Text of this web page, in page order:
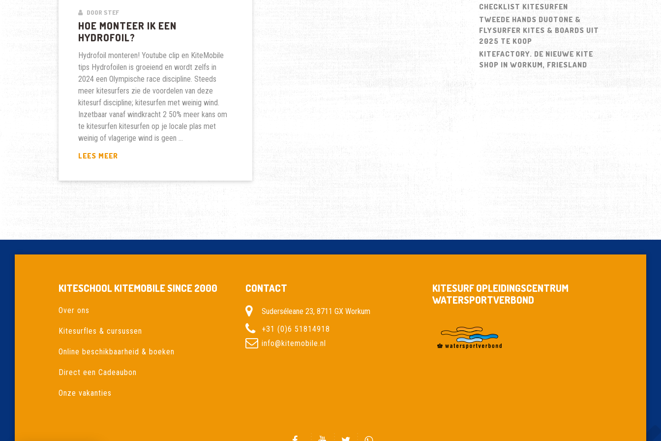
DOOR STEF
HOE MONTEER IK EEN
HYDROFOIL?
Hydrofoil monteren! Youtube clip en KiteMobile
tips Hydrofoilen is groeiend en wordt zelfs in
2024 een Olympische race discipline. Steeds
meer kitesurfers zie de voordelen van deze
kitesurf discipline; kitesurfen met weinig wind.
Inzetbaar vanaf windkracht 2 50% meer kans om
te kitesurfen kitesurfen op je locale plas met
weinig of vlagerige wind is geen …
LEES MEERHOE
EEN
HYDROFOIL?
CHECKLIST KITESURFEN
TWEEDE HANDS DUOTONE &
FLYSURFER KITES & BOARDS UIT
2025 TE KOOP
KITEFACTORY. DE NIEUWE KITE
SHOP IN WORKUM, FRIESLAND
KITESCHOOL KITEMOBILE SINCE 2000
Over ons
Kitesurfles & cursussen
Online beschikbaarheid & boeken
Direct een Cadeaubon
Onze vakanties
CONTACT
Suderséleane 23, 8711 GX Workum
+31 (0)6 51814918
info@kitemobile.nl
KITESURF OPLEIDINGSCENTRUM
WATERSPORTVERBOND